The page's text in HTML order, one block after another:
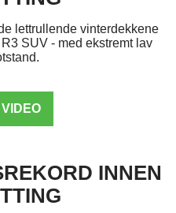
+
lettrullende vinterdekkene
SUV - med ekstremt lav
INNEN